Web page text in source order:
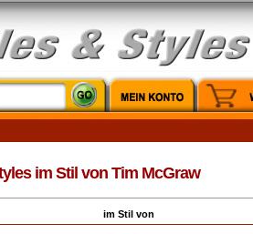
im Stil von Tim McGraw
im Stil von